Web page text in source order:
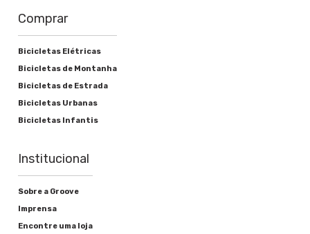
Comprar
Bicicletas Elétricas
Bicicletas de Montanha
Bicicletas de Estrada
Bicicletas Urbanas
Bicicletas Infantis
Institucional
Sobre a Groove
Imprensa
Encontre uma loja